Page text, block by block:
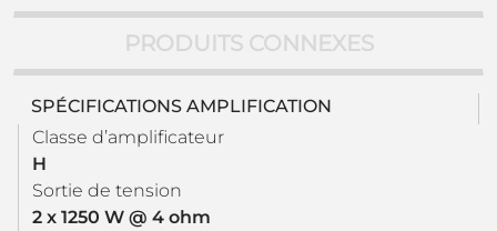
PRODUITS CONNEXES
SPÉCIFICATIONS AMPLIFICATION
Classe d’amplificateur
H
Sortie de tension
2 x 1250 W @ 4 ohm